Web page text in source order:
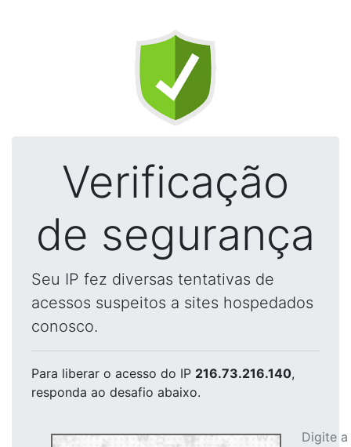
Verificação
de segurança
Seu IP fez diversas tentativas de
acessos suspeitos a sites hospedados
conosco.
Para liberar o acesso do IP 216.73.216.140,
responda ao desafio abaixo.
Digite